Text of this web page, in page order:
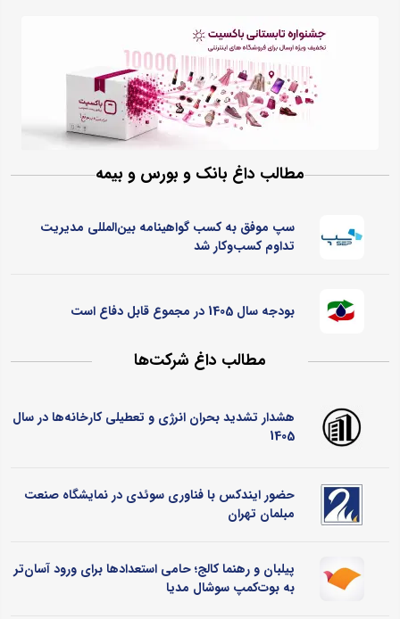
مطالب داغ بانک و بورس و بیمه
سپ موفق به کسب گواهینامه بین‌المللی مدیریت
تداوم کسب‌و‌کار شد
بودجه سال 1405 در مجموع قابل دفاع است
مطالب داغ شرکت‌ها
هشدار تشدید بحران انرژی و تعطیلی کارخانه‌ها در سال
1405
حضور ایندکس با فناوری سوئدی در نمایشگاه صنعت
مبلمان تهران
پیلبان و رهنما کالج؛ حامی استعدادها برای ورود آسان‌تر
به بوت‌کمپ سوشال مدیا